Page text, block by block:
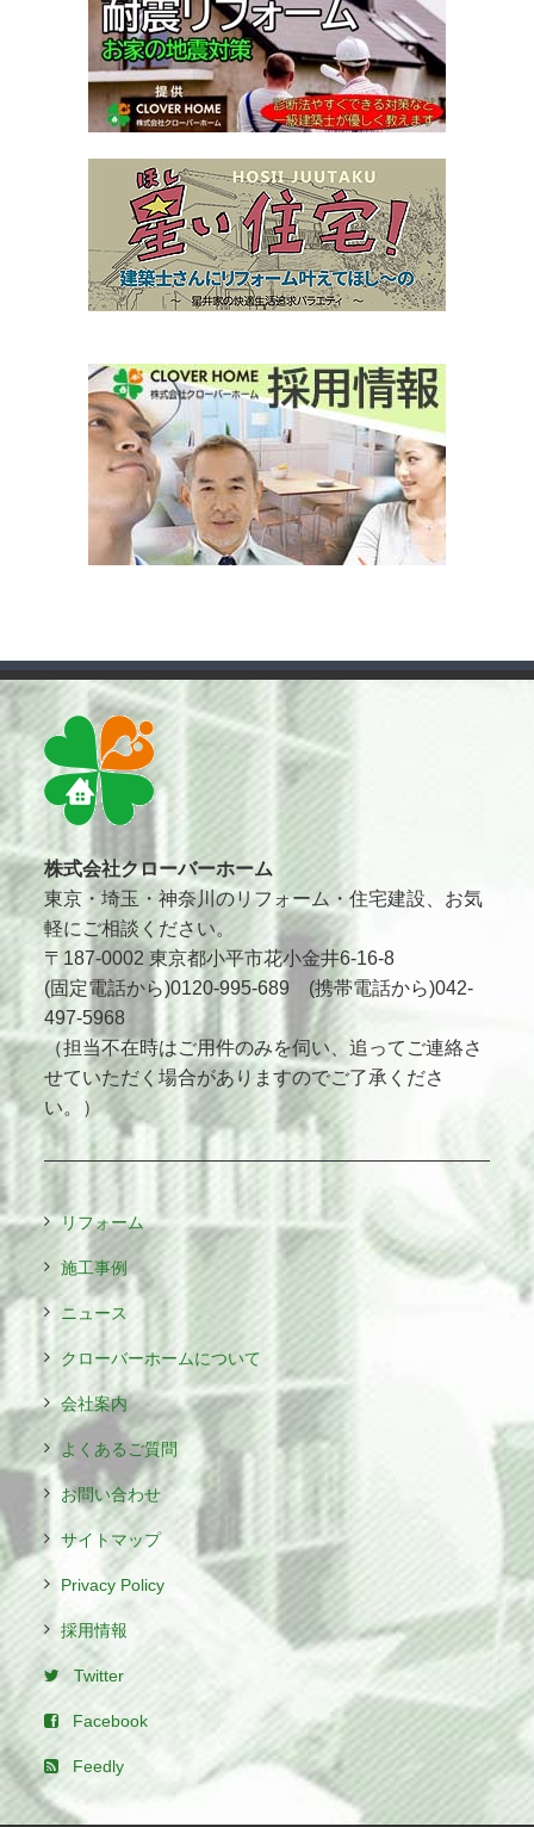
株式会社クローバーホーム
東京・埼玉・神奈川のリフォーム・住宅建設、お気
軽にご相談ください。
〒187-0002 東京都小平市花小金井6-16-8
(固定電話から)0120-995-689 (携帯電話から)042-
497-5968
（担当不在時はご用件のみを伺い、追ってご連絡さ
せていただく場合がありますのでご了承くださ
い。）
リフォーム
施工事例
ニュース
クローバーホームについて
会社案内
よくあるご質問
お問い合わせ
サイトマップ
Privacy Policy
採用情報
Twitter
Facebook
Feedly